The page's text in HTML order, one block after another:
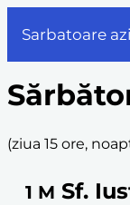
Sarbatoare azi
(ziua 15 ore,
1 M Sf.